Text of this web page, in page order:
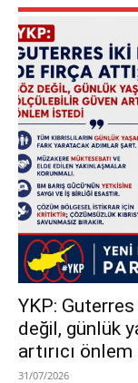
YKP:
değil, günlük
artırıcı
31/07/2026